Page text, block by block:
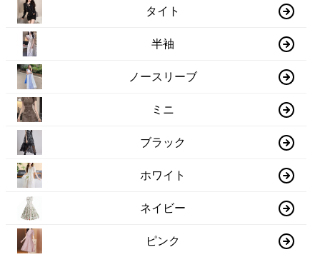
タイト
半袖
ノースリーブ
ミニ
ブラック
ホワイト
ネイビー
ピンク